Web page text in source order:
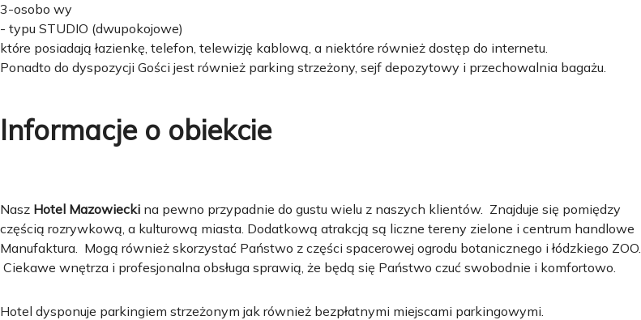
3-osobo wy
- typu STUDIO (dwupokojowe)
które posiadają łazienkę, telefon, telewizję kablową, a niektóre również dostęp do internetu.
Ponadto do dyspozycji Gości jest również parking strzeżony, sejf depozytowy i przechowalnia bagażu.
Informacje o obiekcie
Nasz Hotel Mazowiecki na pewno przypadnie do gustu wielu z naszych klientów. Znajduje się pomiędzy
częścią rozrywkową, a kulturową miasta. Dodatkową atrakcją są liczne tereny zielone i centrum handlowe
Manufaktura. Mogą również skorzystać Państwo z części spacerowej ogrodu botanicznego i łódzkiego ZOO.
Ciekawe wnętrza i profesjonalna obsługa sprawią, że będą się Państwo czuć swobodnie i komfortowo.
Hotel dysponuje parkingiem strzeżonym jak również bezpłatnymi miejscami parkingowymi.